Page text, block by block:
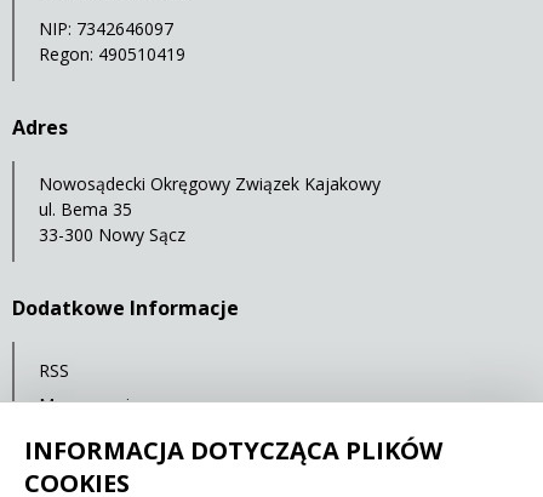
NIP: 7342646097
Regon: 490510419
Adres
Nowosądecki Okręgowy Związek Kajakowy
ul. Bema 35
33-300 Nowy Sącz
Dodatkowe Informacje
RSS
Mapa serwisu
Polityka prywatności
INFORMACJA DOTYCZĄCA PLIKÓW
COOKIES